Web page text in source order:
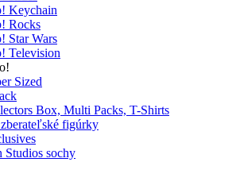
Keychain
Rocks
Star Wars
Television
Sized
Box, Multi Packs, T-Shirts
figúrky
Studios sochy